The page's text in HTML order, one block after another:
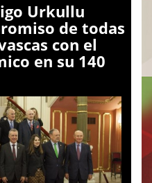
Urkullu
de todas
con el
en su 140